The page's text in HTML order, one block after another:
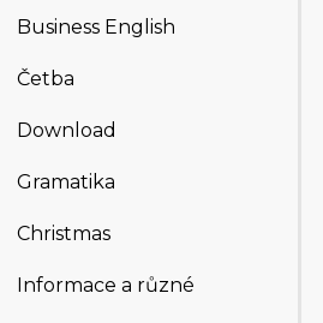
Business English
Četba
Download
Gramatika
Christmas
Informace a různé